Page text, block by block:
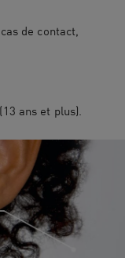
de contact,
ans et plus).